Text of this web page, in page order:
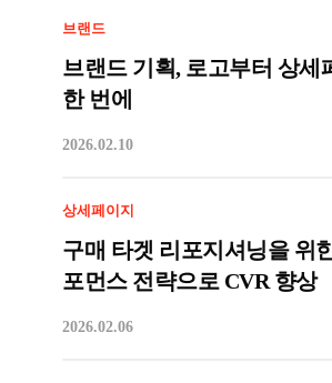
브랜드
브랜드 기획, 로고부터 상세
한 번에
2026.02.10
상세페이지
구매 타겟 리포지셔닝을 위
포먼스 전략으로 CVR 향상
2026.02.06